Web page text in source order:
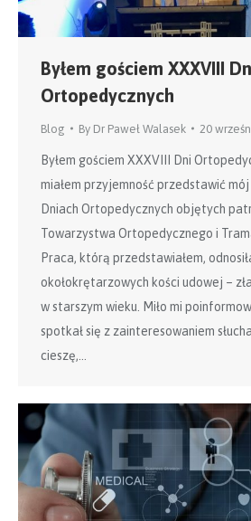
Byłem gościem XXXVIII
Ortopedycznych
Blog By Dr Paweł Walasek 20
Byłem gościem XXXVIII Dni
miałem przyjemność przedstawić
Dniach Ortopedycznych objętych
Towarzystwa Ortopedycznego i
Praca, którą przedstawiałem,
okołokrętarzowych kości udowej –
w starszym wieku. Miło mi
spotkał się z zainteresowaniem
cieszę,…